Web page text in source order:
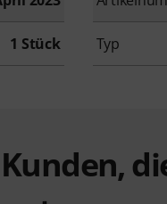
1 Stück Typ